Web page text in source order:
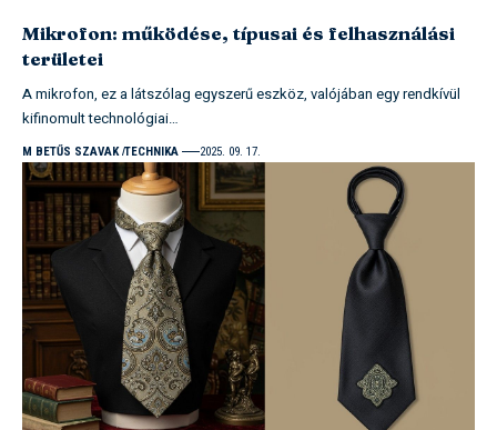
Mikrofon: működése, típusai és felhasználási
területei
A mikrofon, ez a látszólag egyszerű eszköz, valójában egy rendkívül
kifinomult technológiai…
M BETŰS SZAVAK TECHNIKA 2025. 09. 17.